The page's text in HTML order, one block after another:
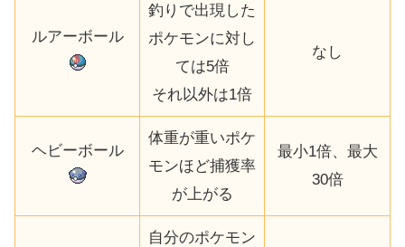
ルアーボール
釣りで出現した
ポケモンに対し
ては5倍
それ以外は1倍
なし
ヘビーボール
体重が重いポケ
モンほど捕獲率
が上がる
最小1倍、最大
30倍
自分のポケモン